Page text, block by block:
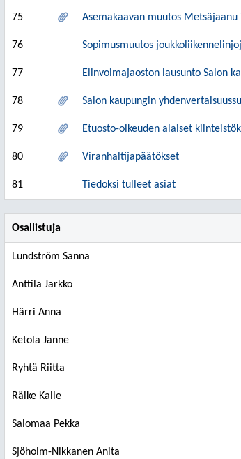
75 Asemakaavan muutos
76 Sopimusmuutos
77 Elinvoimajaoston lausunto Salon
78 Salon kaupungin
79 Etuosto-oikeuden alaiset
80 Viranhaltijapäätökset
81 Tiedoksi tulleet asiat
Osallistuja
Lundström Sanna
Anttila Jarkko
Härri Anna
Ketola Janne
Ryhtä Riitta
Räike Kalle
Salomaa Pekka
Sjöholm-Nikkanen Anita